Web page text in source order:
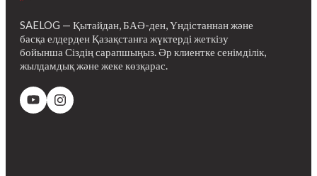
SAELOG — Қытайдан, БАӘ-ден, Үндістаннан және
басқа елдерден Қазақстанға жүктерді жеткізу
бойынша Сіздің сарапшыңыз. Әр клиентке сенімділік,
жылдамдық және жеке көзқарас.